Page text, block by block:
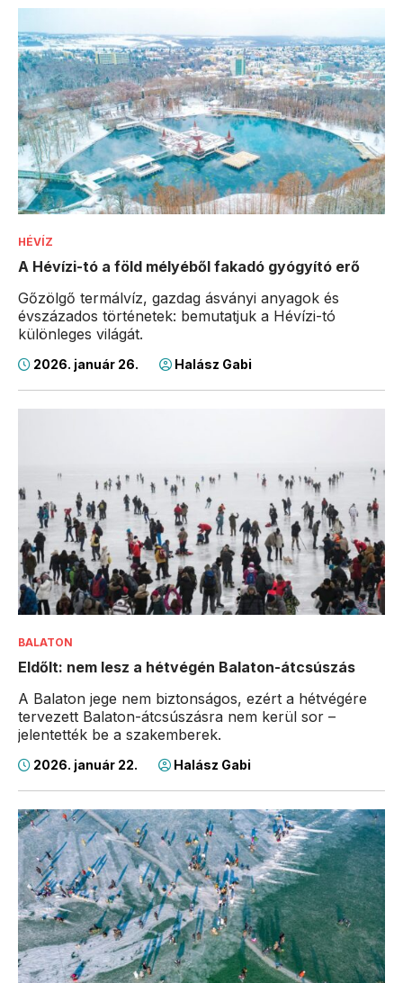
HÉVÍZ
A Hévízi-tó a föld mélyéből fakadó gyógyító erő
Gőzölgő termálvíz, gazdag ásványi anyagok és
évszázados történetek: bemutatjuk a Hévízi-tó
különleges világát.
2026. január 26. Halász Gabi
BALATON
Eldőlt: nem lesz a hétvégén Balaton-átcsúszás
A Balaton jege nem biztonságos, ezért a hétvégére
tervezett Balaton-átcsúszásra nem kerül sor –
jelentették be a szakemberek.
2026. január 22. Halász Gabi